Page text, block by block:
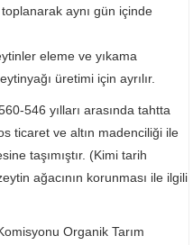
aynı gün içinde
eleme ve yıkama
üretimi için ayrılır.
546 yılları arasında tahtta
ticaret ve altın madenciliği ile
taşımıştır. (Kimi tarih
ağacının korunması ile ilgili
Organik Tarım